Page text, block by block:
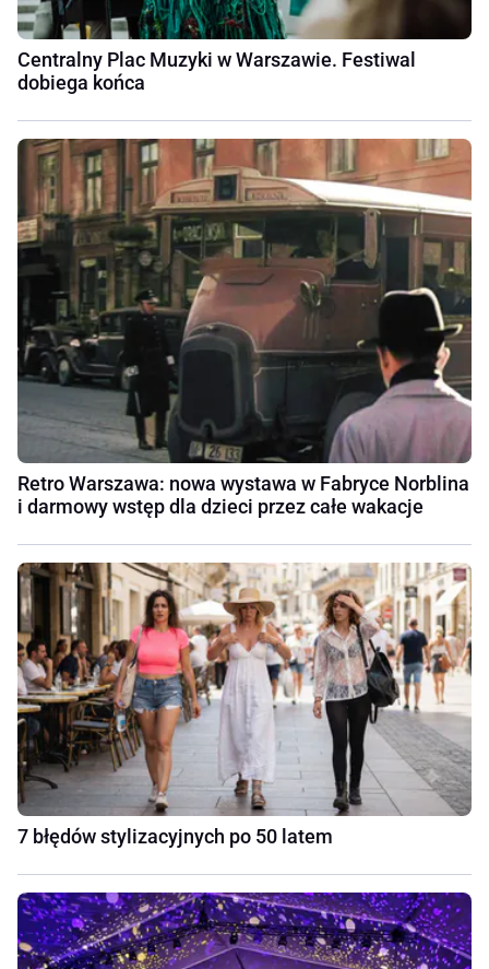
Centralny Plac Muzyki w Warszawie. Festiwal
dobiega końca
Retro Warszawa: nowa wystawa w Fabryce Norblina
i darmowy wstęp dla dzieci przez całe wakacje
7 błędów stylizacyjnych po 50 latem